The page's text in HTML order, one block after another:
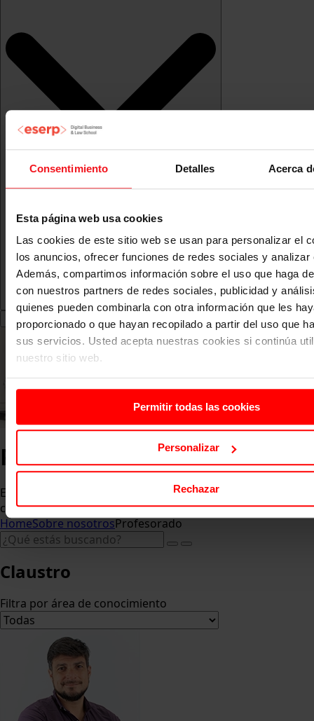
Consentimiento Detalles Acerca
Esta página web usa cookies
Las cookies de este sitio web se usan para personalizar el
los anuncios, ofrecer funciones de redes sociales y analizar
Además, compartimos información sobre el uso que haga
con nuestros partners de redes sociales, publicidad y
quienes pueden combinarla con otra información que les
proporcionado o que hayan recopilado a partir del uso que
sus servicios. Usted acepta nuestras cookies si continúa
nuestro sitio web.
Permitir todas las cookies
Personalizar
Rechazar
Profesorado
El claustro se compone de académicos que están en
contacto con la realidad empresarial.
HomeSobre nosotrosProfesorado
Claustro
Filtra por área de conocimiento